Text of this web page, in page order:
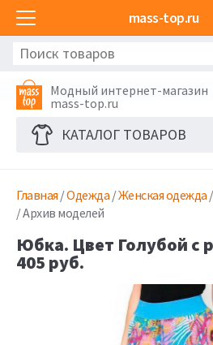
mass-top.ru
Модный интернет-магазин
mass-top.ru
КАТАЛОГ ТОВАРОВ
Главная /Одежда /Женская одежда /
/ Архив моделей
Юбка. Цвет Голубой с
405 руб.